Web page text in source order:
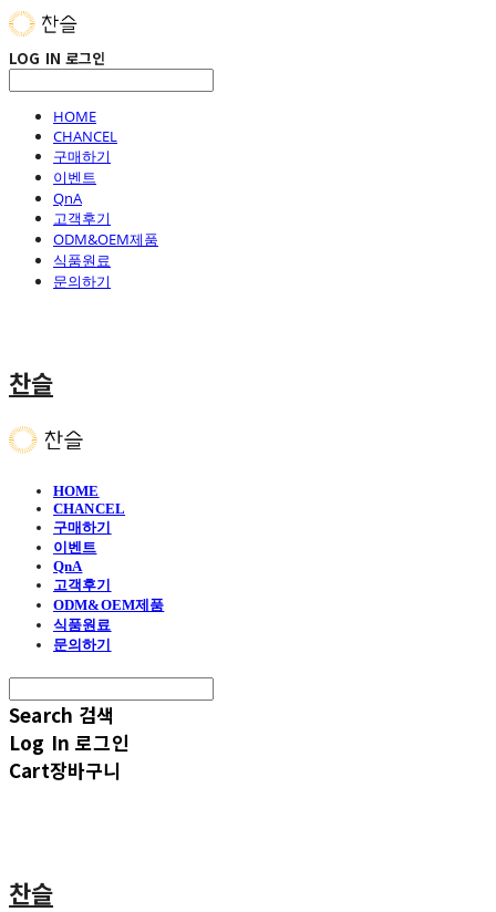
LOG IN 로그인
HOME
CHANCEL
구매하기
이벤트
QnA
고객후기
ODM&OEM제품
식품원료
문의하기
찬슬
HOME
CHANCEL
구매하기
이벤트
QnA
고객후기
ODM&OEM제품
식품원료
문의하기
Search 검색
Log In 로그인
Cart장바구니
찬슬